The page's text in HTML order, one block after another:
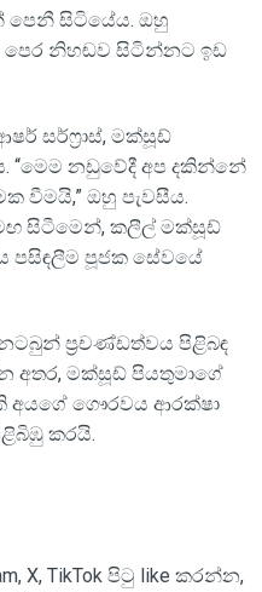
පෙනී සිටියේය. ඔහු
නිහඬව සිටින්නට ඉඩ
සර්ෆ්‍රාස්, මක්සූඩ්
“මෙම නඩුවේදී අප දකින්නේ
වීමයි,” ඔහු පැවසීය.
සිටීමෙන්, කලීල් මක්සූඩ්
පසිඳලීම පූජක සේවයේ
ප්‍රචණ්ඩත්වය පිළිබඳ
මක්සූඩ් පියතුමාගේ
අයගේ ගෞරවය ආරක්ෂා
කරයි.
X, TikTok පිටු like කරන්න,